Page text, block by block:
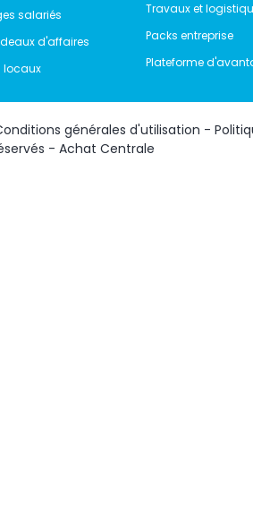
salariés
d'affaires
locaux
Travaux et
Packs entreprise
Plateforme
générales d'utilisation -
- Achat Centrale